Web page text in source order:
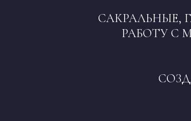
САКРАЛЬНЫЕ,
РАБОТУ С